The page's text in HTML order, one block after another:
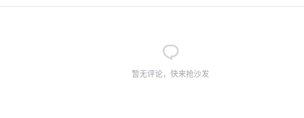
暂无评论，快来抢沙发